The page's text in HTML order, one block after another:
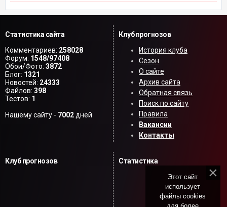
Статистика сайта
Комментариев: 258028
Форум: 1548/97408
Обои/Фото: 3872
Блог: 1321
Новостей: 24333
Файлов: 398
Тестов: 1
Нашему сайту - 7002 дней
Клуб прогнозов
История клуба
Сезон
О сайте
Архив сайта
Обратная связь
Поиск по сайту
Правила
Вакансии
Контакты
Клуб прогнозов Статистика
Этот сайт
использует
файлы cookies